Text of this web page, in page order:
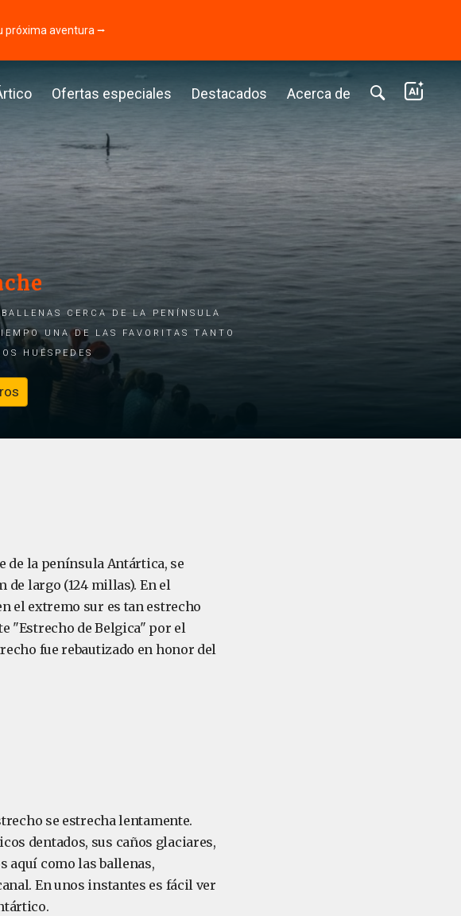
próxima aventura ⭢
Ofertas especiales Destacados Acerca de
cerca de la Península
una de las favoritas tanto
huéspedes
de la península Antártica, se
de largo (124 millas). En el
el extremo sur es tan estrecho
"Estrecho de Belgica" por el
fue rebautizado en honor del
se estrecha lentamente.
dentados, sus caños glaciares,
aquí como las ballenas,
En unos instantes es fácil ver